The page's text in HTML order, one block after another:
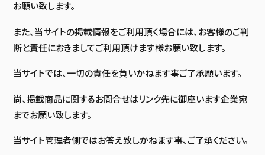
お願い致します。
また、当サイトの掲載情報をご利用頂く場合には、お客様のご判
断と責任におきましてご利用頂けます様お願い致します。
当サイトでは、一切の責任を負いかねます事ご了承願います。
尚、掲載商品に関するお問合せはリンク先に御座います企業宛
までお願い致します。
当サイト管理者側ではお答え致しかねます事、ご了承ください。